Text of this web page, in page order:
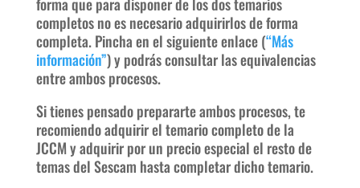
forma que para disponer de los dos temarios
completos no es necesario adquirirlos de forma
completa. Pincha en el siguiente enlace (“Más
información”) y podrás consultar las equivalencias
entre ambos procesos.
Si tienes pensado prepararte ambos procesos, te
recomiendo adquirir el temario completo de la
JCCM y adquirir por un precio especial el resto de
temas del Sescam hasta completar dicho temario.